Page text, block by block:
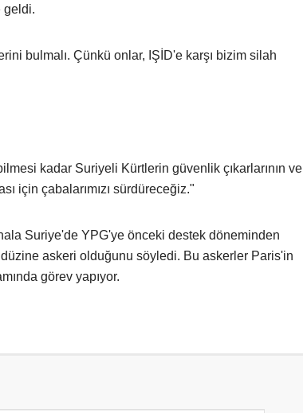
geldi.
bulmalı. Çünkü onlar, IŞİD'e karşı bizim silah
kadar Suriyeli Kürtlerin güvenlik çıkarlarının ve
için çabalarımızı sürdüreceğiz."
Suriye'de YPG'ye önceki destek döneminden
askeri olduğunu söyledi. Bu askerler Paris'in
görev yapıyor.